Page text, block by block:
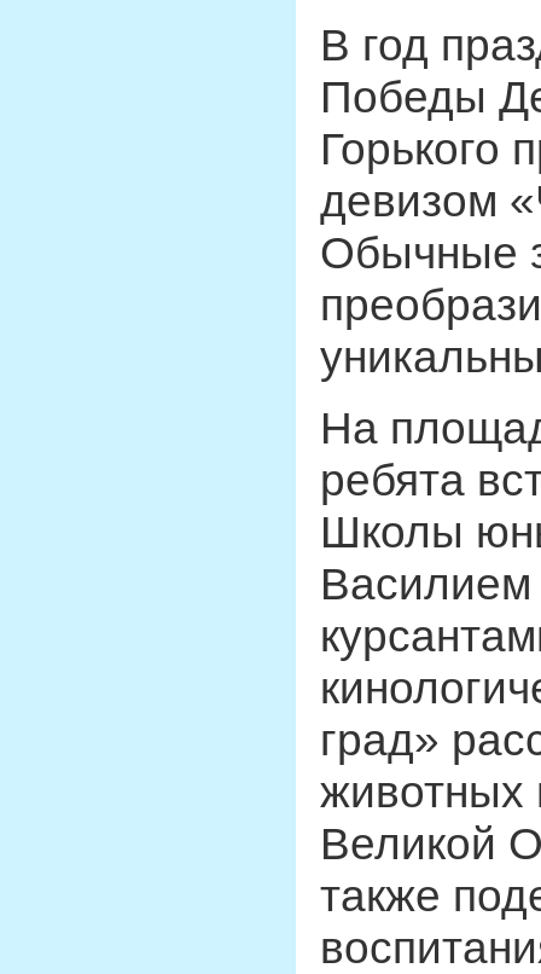
В год
Победы
Горького
девизом
Обычные
На
ребята
Школы
град»
животных
Великой
также